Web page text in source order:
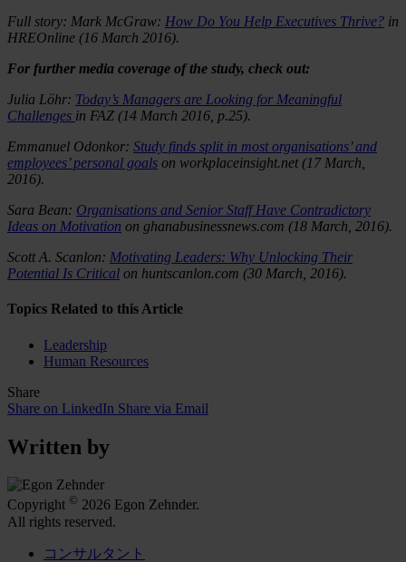
Full story: Mark McGraw: How Do You Help Executives Thrive? in
HREOnline (16 March 2016).
For further media coverage of the study, check out:
Julia Löhr: Today’s Managers are Looking for Meaningful
Challenges in FAZ (14 March 2016, p.25).
Emmanuel Odonkor: Study finds split in most organisations’ and
employees’ personal goals on workplaceinsight.net(17 March,
2016).
Sara Bean: Organisations and Senior Staff Have Contradictory
Ideas on Motivation on ghanabusinessnews.com (18 March, 2016).
Scott A. Scanlon: Motivating Leaders: Why Unlocking Their
Potential Is Critical on huntscanlon.com (30 March, 2016).
Topics Related to this Article
Leadership
Human Resources
Share
Share on LinkedIn Share via Email
Written by
Copyright © 2026 Egon Zehnder.
All rights reserved.
コンサルタント